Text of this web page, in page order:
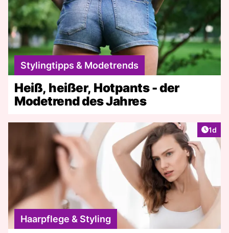
Stylingtipps & Modetrends
Heiß, heißer, Hotpants - der
Modetrend des Jahres
1d
Haarpflege & Styling